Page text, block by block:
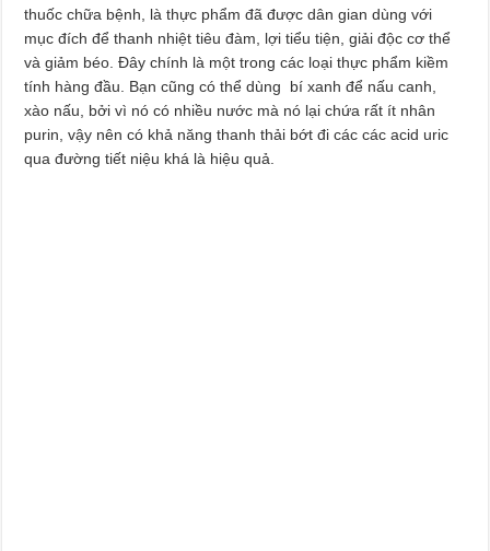
thuốc chữa bệnh, là thực phẩm đã được dân gian dùng với
mục đích để thanh nhiệt tiêu đàm, lợi tiểu tiện, giải độc cơ thể
và giảm béo. Đây chính là một trong các loại thực phẩm kiềm
tính hàng đầu. Bạn cũng có thể dùng bí xanh để nấu canh,
xào nấu, bởi vì nó có nhiều nước mà nó lại chứa rất ít nhân
purin, vậy nên có khả năng thanh thải bớt đi các các acid uric
qua đường tiết niệu khá là hiệu quả.